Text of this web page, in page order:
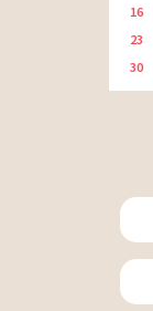
16
23
30